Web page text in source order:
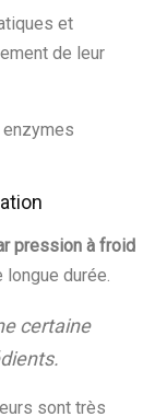
et
de leur
pression à froid
durée.
certaine
sont très